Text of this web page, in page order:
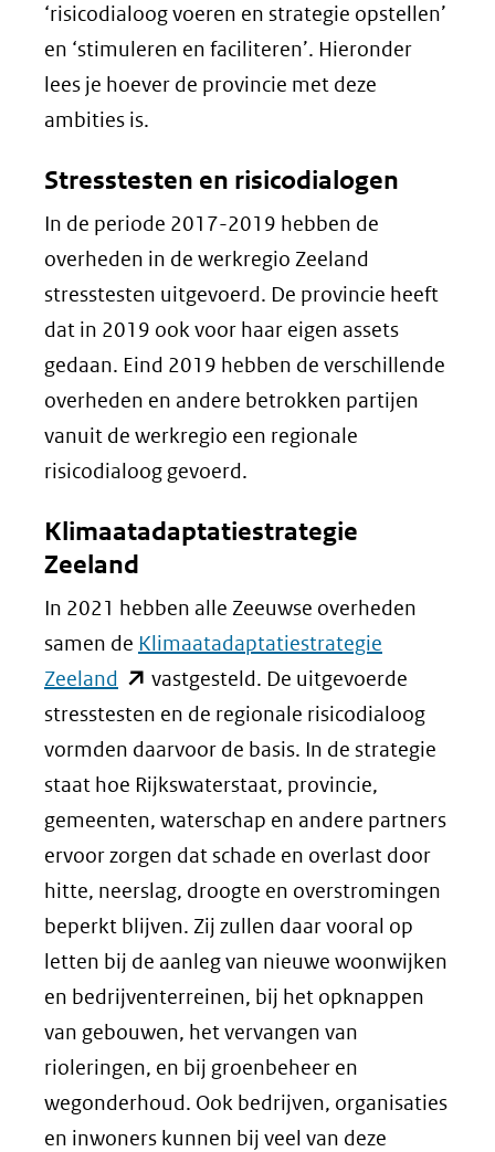
‘risicodialoog voeren en strategie opstellen’
en ‘stimuleren en faciliteren’. Hieronder
lees je hoever de provincie met deze
ambities is.
Stresstesten en risicodialogen
In de periode 2017-2019 hebben de
overheden in de werkregio Zeeland
stresstesten uitgevoerd. De provincie heeft
dat in 2019 ook voor haar eigen assets
gedaan. Eind 2019 hebben de verschillende
overheden en andere betrokken partijen
vanuit de werkregio een regionale
risicodialoog gevoerd.
Klimaatadaptatiestrategie
Zeeland
In 2021 hebben alle Zeeuwse overheden
samen de Klimaatadaptatiestrategie
Zeeland (opent
in
nieuw
venster)
(verwijst
naar
een
andere
website)
vastgesteld. De uitgevoerde
stresstesten en de regionale risicodialoog
vormden daarvoor de basis. In de strategie
staat hoe Rijkswaterstaat, provincie,
gemeenten, waterschap en andere partners
ervoor zorgen dat schade en overlast door
hitte, neerslag, droogte en overstromingen
beperkt blijven. Zij zullen daar vooral op
letten bij de aanleg van nieuwe woonwijken
en bedrijventerreinen, bij het opknappen
van gebouwen, het vervangen van
rioleringen, en bij groenbeheer en
wegonderhoud. Ook bedrijven, organisaties
en inwoners kunnen bij veel van deze